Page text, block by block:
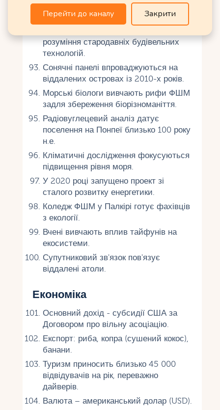
Традиційна навігація зірками
вивчається вченими як рання наука.
розуміння стародавніх будівельних
технологій.
Сонячні панелі впроваджуються на
віддалених островах із 2010-х років.
Морські біологи вивчають рифи ФШМ
задля збереження біорізноманіття.
Радіовуглецевий аналіз датує
поселення на Понпеї близько 100 року
н.е.
Кліматичні дослідження фокусуються
підвищення рівня моря.
У 2020 році запущено проект зі
сталого розвитку енергетики.
Коледж ФШМ у Палкірі готує фахівців
з екології.
Вчені вивчають вплив тайфунів на
екосистеми.
Супутниковий зв'язок пов'язує
віддалені атоли.
Економіка
Основний дохід - субсидії США за
Договором про вільну асоціацію.
Експорт: риба, копра (сушений кокос),
банани.
Туризм приносить близько 45 000
відвідувачів на рік, переважно
дайверів.
Валюта – американський долар (USD).
Перейти до каналу Закрити